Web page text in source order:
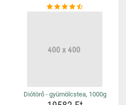
Diótörő - gyümölcstea, 1000g